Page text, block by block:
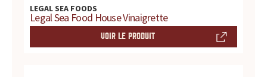
t
e
LEGAL SEA FOODS
Legal Sea Food House Vinaigrette
VOIR LE PRODUIT